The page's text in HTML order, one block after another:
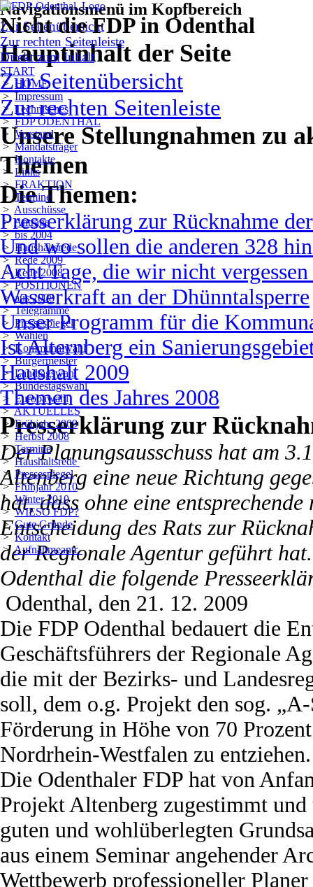
Nicht die FDP in Odenthal
Hauptinhalt der Seite
Zur Seitenübersicht
Zur rechten Seitenleiste
Unsere Stellungnahmen zu
Themen
Die Themen:
Presserklärung zur Rücknahme
Und wo sollen die anderen 328
Acht Tage, die wir nicht
Wasserkraft an der Dhünntalsperre
Unser Programm für die
Ist Alternberg ein
Haushalt 2009
Themen des Jahres 2008
Presserklärung zur
Der Planungsausschuss hat am
Altenberg eine neue Richtung
hat, dass ohne eine
Entscheidung des Rats zur
der Regionale Agentur geführt
Odenthal die folgende
Odenthal, den 21. 12. 2009
Die FDP Odenthal bedauert die
Geschäftsführers der Regionale
die mit der Bezirks- und
soll, dem o.g. Projekt den sog.
Förderung in Höhe von 70
Nordrhein-Westfalen zu entziehen.
Die Odenthaler FDP hat von
Projekt Altenberg zugestimmt
guten und wohlüberlegten
aus einem Seminar angehender
Wettbewerb professioneller
Navigationsmenü im Kopfbereich
Zur Seitenübersicht
Zur rechten Seitenleiste
Direkt zum Inhalt
START
> HOME
> Impressum
> Technisches
> FDP ODENTHAL
> Vorstand
> Mandatsträger
> Kontakte
> Links
> FRAKTION
> Termine
> Ausschüsse
>Anträge
> bis 2004
> Haushaltsrede
> Rede 2009
> Rede 2008
> POSITIONEN
> aus 2008
> Telegramme
> Pressespiegel
> Wahlen
> Kommunalwahl
> Bürgermeister
> Landtagswahl
> Bundestagswahl
> Europawahl
>AKTUELLES
> Frühjahr 2009
> Herbst 2008
> Termine
> Haushaltsrede
> Pressespiegel
> Frühjahr 2010
> Winter 2010
> WIESO FDP?
> Gute Gründe
> Kontakt
> Aufnahmeantr.